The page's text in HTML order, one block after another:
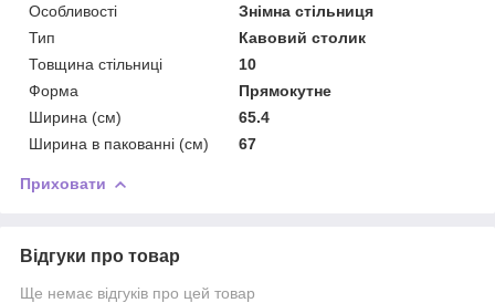
Особливості
Знімна стільниця
Тип
Кавовий столик
Товщина стільниці
10
Форма
Прямокутне
Ширина (см)
65.4
Ширина в пакованні (см)
67
Приховати
Відгуки про товар
Ще немає відгуків про цей товар